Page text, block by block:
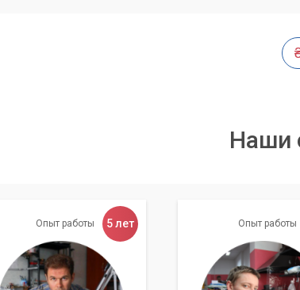
Наши
Опыт работы 5 лет Опыт работы